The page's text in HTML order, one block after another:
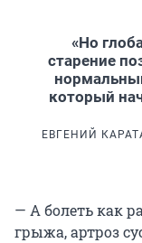
«Но
старение
который
ЕВГЕНИЙ
— А болеть как
грыжа, артроз